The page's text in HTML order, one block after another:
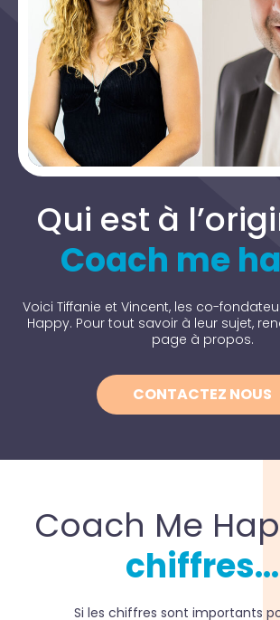
Qui est à
Coach me
Voici Tiffanie et Vincent, les co-
Happy. Pour tout savoir à leur sujet,
page à propos.
CONTACTEZ NOUS
Coach Me
chiffres…
Si les chiffres sont importants